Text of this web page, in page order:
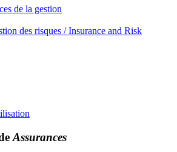
de la gestion
des risques / Insurance and Risk
Assurances